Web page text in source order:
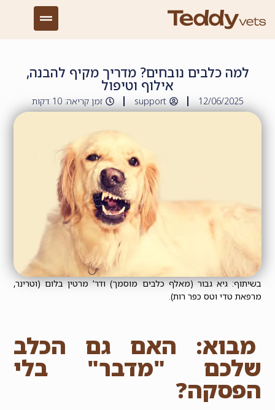
למה כלבים נובחים? מדריך מקיף להבנה,
אילוף וטיפול
12/06/2025
support זמן קריאה: 10 דקות
בשיתוף: גיא גבור (מאלף כלבים מוסמך) ודר' מרטין בלום (וטרינר,
מרפאת טדי וטס כפר רות).
מבוא: האם גם הכלב
שלכם "מדבר" בלי
הפסקה?